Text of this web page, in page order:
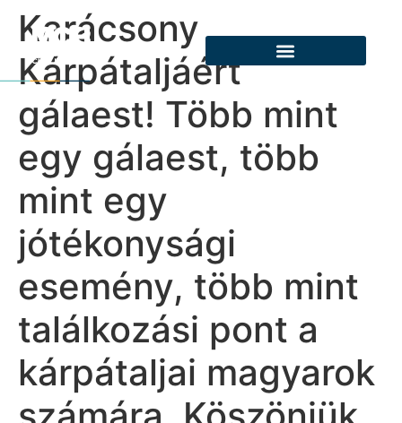
Karácsony
Kárpátaljáért
gálaest! Több mint
egy gálaest, több
mint egy
jótékonysági
esemény, több mint
találkozási pont a
kárpátaljai magyarok